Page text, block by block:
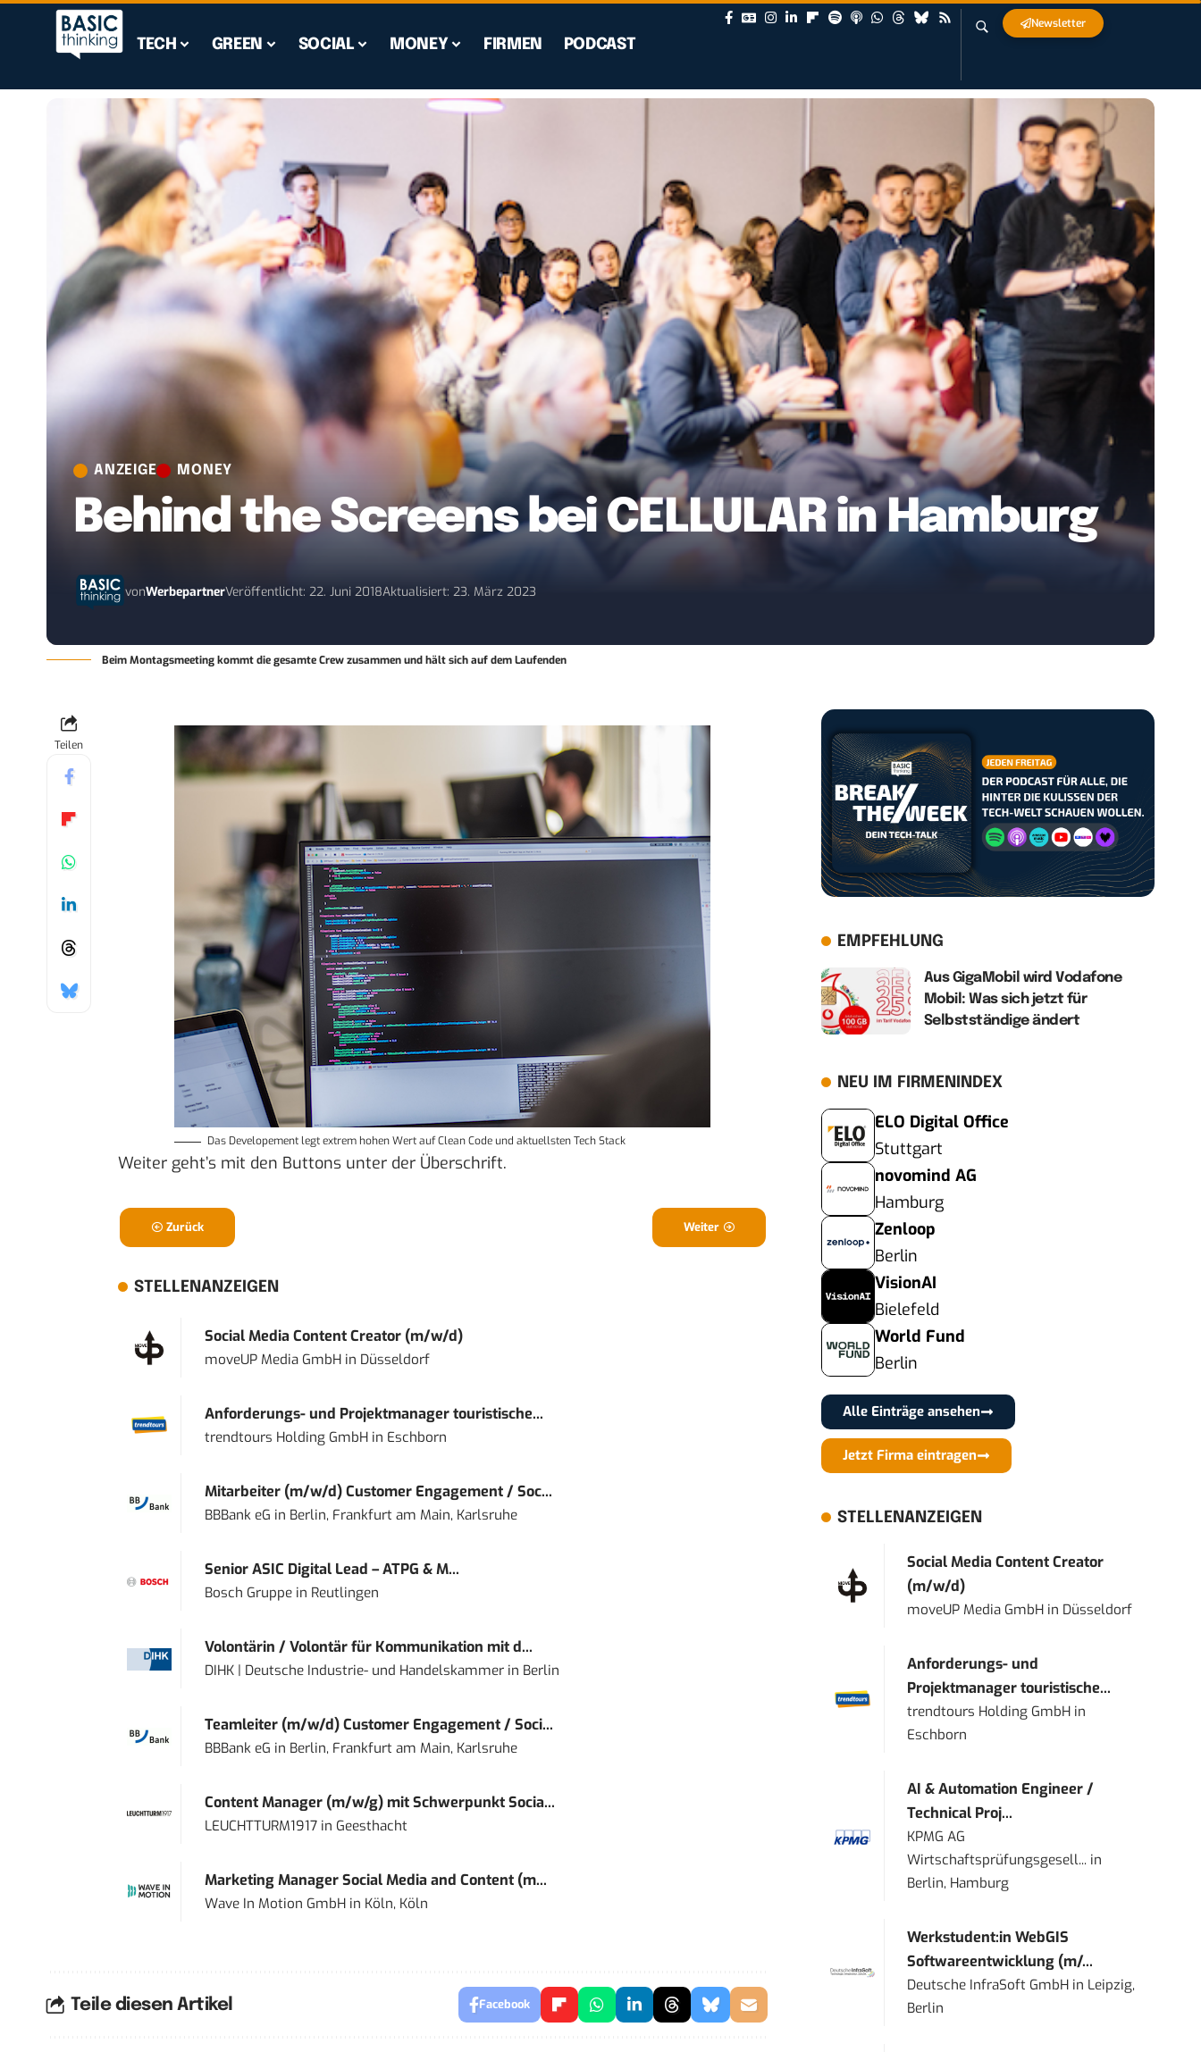
TECH GREEN SOCIAL MONEY FIRMEN PODCAST
Newsletter
ANZEIGE MONEY
Behind the Screens bei CELLULAR in Hamburg
vonWerbepartnerVeröffentlicht: 22. Juni 2018Aktualisiert: 23. März 2023
Beim Montagsmeeting kommt die gesamte Crew zusammen und hält sich auf dem Laufenden
Teilen
Das Developement legt extrem hohen Wert auf Clean Code und aktuellsten Tech Stack
Weiter geht’s mit den Buttons unter der Überschrift.
Zurück Weiter
STELLENANZEIGEN
Social Media Content Creator (m/w/d)
moveUP Media GmbHin Düsseldorf
Anforderungs- und Projektmanager touristische...
trendtours Holding GmbHin Eschborn
Mitarbeiter (m/w/d) Customer Engagement / Soc...
BBBank eG in Berlin, Frankfurt am Main, Karlsruhe
Senior ASIC Digital Lead – ATPG & M...
Bosch Gruppein Reutlingen
Volontärin / Volontär für Kommunikation mit d...
DIHK | Deutsche Industrie- und Handelskammerin Berlin
Teamleiter (m/w/d) Customer Engagement / Soci...
BBBank eG in Berlin, Frankfurt am Main, Karlsruhe
Content Manager (m/w/g) mit Schwerpunkt Socia...
LEUCHTTURM1917in Geesthacht
Marketing Manager Social Media and Content (m...
Wave In Motion GmbHin Köln, Köln
Teile diesen Artikel Facebook
EMPFEHLUNG
Aus GigaMobil wird Vodafone
Mobil: Was sich jetzt für
Selbstständige ändert
NEU IM FIRMENINDEX
ELO Digital Office
Stuttgart
novomind AG
Hamburg
Zenloop
Berlin
VisionAI
Bielefeld
World Fund
Berlin
Alle Einträge ansehen
Jetzt Firma eintragen
STELLENANZEIGEN
Social Media Content Creator
(m/w/d)
moveUP Media GmbH in Düsseldorf
Anforderungs- und
Projektmanager touristische...
trendtours Holding GmbH in
Eschborn
AI & Automation Engineer /
Technical Proj...
KPMG AG
Wirtschaftsprüfungsgesell... in
Berlin, Hamburg
Werkstudent:in WebGIS
Softwareentwicklung (m/...
Deutsche InfraSoft GmbH in Leipzig,
Berlin